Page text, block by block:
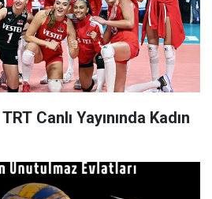
Canlı Yayınında Kadın